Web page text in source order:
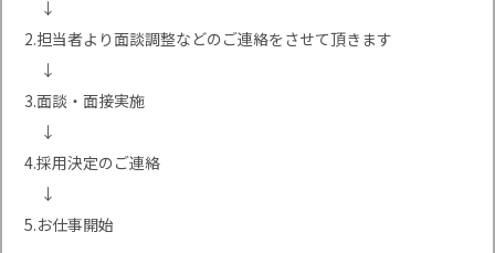
↓
2.担当者より面談調整などのご連絡をさせて頂きます
↓
3.面談・面接実施
↓
4.採用決定のご連絡
↓
5.お仕事開始